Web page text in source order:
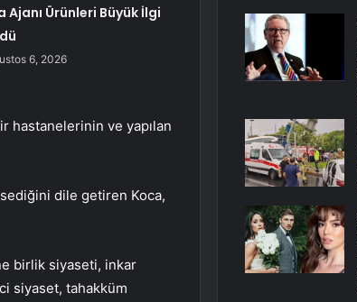
Ajanı Ürünleri Büyük İlgi
6, 2026
hastanelerinin ve yapılan
dile getiren Koca,
birlik siyaseti, inkar
siyaset, tahakküm